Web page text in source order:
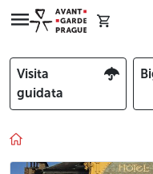
Visita
guidata